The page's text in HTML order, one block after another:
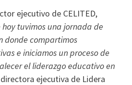
ejecutivo de CELITED,
hoy tuvimos una jornada de
donde compartimos
e iniciamos un proceso de
el liderazgo educativo en
ejecutiva de Lidera